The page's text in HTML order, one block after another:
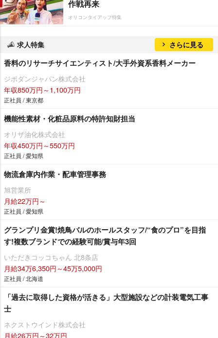
作戦再来
オリコンタイアップ特集
求人特集 さらに見る
香料のリサーチサイエンティスト/大手外資系香料メーカー
ジボダンジャパン株式会社
年収850万円～1,100万円
正社員 / 東京都
機能性素材・化粧品原料の特許知財担当
オリザ油化株式会社
年収450万円～550万円
正社員 / 愛知県
物流倉庫内作業・配車管理事務
旭営業所
月給22万円～
正社員 / 愛知県
グランプリ金賞!焼鳥バルのホールスタッフ/“食のプロ”を目指
す!複数ブランドでの経験可能/賞与年3回
いただきコッコちゃん 北8条店
月給34万6,350円～45万5,000円
正社員 / 北海道
「過去に取得した資格が活きる」大型施設などの計装電気工事
士
ネクストウインド株式会社
月給26万円～32万円